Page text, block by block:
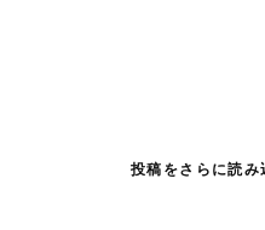
投稿をさらに読み